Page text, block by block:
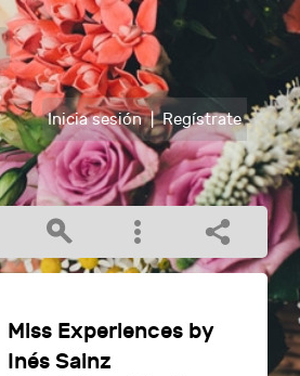
Inicia sesión | Regístrate
Miss Experiences by
Inés Sainz